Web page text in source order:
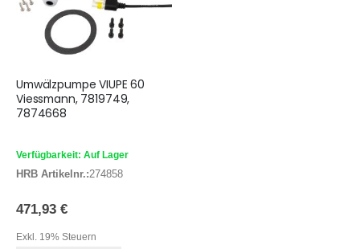
Umwälzpumpe VIUPE 60
Viessmann, 7819749,
7874668
Verfügbarkeit: Auf Lager
HRB Artikelnr.:274858
471,93 €
Exkl. 19% Steuern